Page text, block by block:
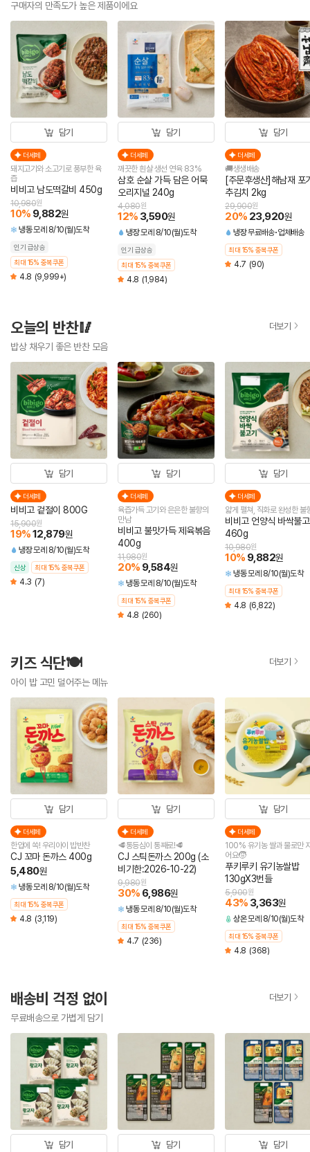
구매자의 만족도가 높은 제품이에요
담기
더세페
돼지고기와 소고기로 풍부한 육
즙
비비고 남도떡갈비 450g
10% 9,882원
10,980원
냉동 모레 8/10(월)도착
인기 급상승
최대 15% 중복쿠폰
4.8 (9,999+)
담기
더세페
깨끗한 흰살 생선 연육 83%
삼호 순살 가득 담은 어묵
오리지널 240g
12% 3,590원
4,080원
냉장 모레 8/10(월)도착
인기 급상승
최대 15% 중복쿠폰
4.8 (1,984)
담기
더세페
🚚생생배송
[주문후생산]해남재 포
추김치 2kg
20% 23,920원
29,900원
냉장무료배송 업체배송
최대 15% 중복쿠폰
4.7 (90)
오늘의 반찬🥢
밥상 채우기 좋은 반찬 모음
더보기
담기
더세페
비비고 겉절이 800G
19%12,879원
15,900원
냉장 모레 8/10(월)도착
신상 최대 15% 중복쿠폰
4.3 (7)
담기
더세페
육즙가득 고기와 은은한 불향의
만남
비비고 불맛가득 제육볶음
400g
20% 9,584원
11,980원
냉동 모레 8/10(월)도착
최대 15% 중복쿠폰
4.8 (260)
담기
더세페
얇게 펼쳐, 직화로 완성한 불
비비고 언양식 바싹불
460g
10% 9,882원
10,980원
냉동 모레 8/10(월)도착
최대 15% 중복쿠폰
4.8 (6,822)
키즈 식단🍽️
아이 밥 고민 덜어주는 메뉴
더보기
담기
더세페
한입에 쏙! 우리아이 밥반찬
CJ 꼬마 돈까스 400g
5,480원
냉동 모레 8/10(월)도착
최대 15% 중복쿠폰
4.8 (3,119)
담기
더세페
🥩통등심이 통째로!🥩
CJ 스틱돈까스 200g (소
비기한:2026-10-22)
30% 6,986원
9,980원
냉동 모레 8/10(월)도착
최대 15% 중복쿠폰
4.7 (236)
담기
더세페
100% 유기농 쌀과 물로만
어요🧒
푸키루키 유기농쌀밥
130gX3번들
43% 3,363원
5,900원
상온 모레 8/10(월)도착
최대 15% 중복쿠폰
4.8 (368)
배송비 걱정 없이
무료배송으로 가볍게 담기
더보기
담기 담기 담기